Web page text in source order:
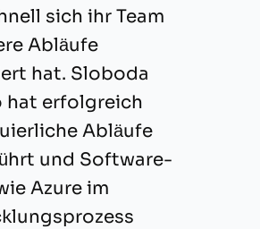
sich ihr Team
Abläufe
hat. Sloboda
hat erfolgreich
Abläufe
und Software-
Azure im